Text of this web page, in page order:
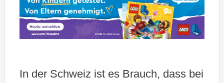
In der Schweiz ist es Brauch, dass bei